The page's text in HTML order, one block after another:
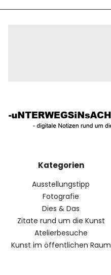
Kategorien
Ausstellungstipp
Fotografie
Dies & Das
Zitate rund um die Kunst
Atelierbesuche
Kunst im öffentlichen Raum